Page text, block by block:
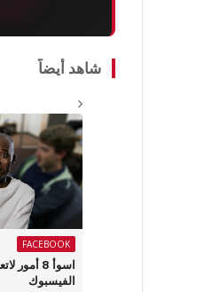
شاهد أيضاً
FACEBOOK
اسوأ 8
الفيسبوك